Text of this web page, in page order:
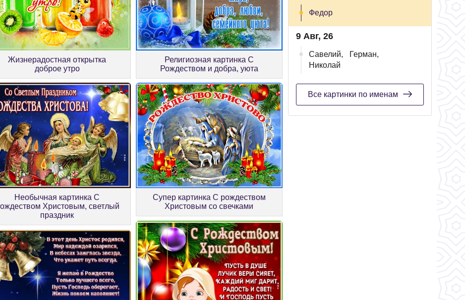
Жизнерадостная открытка
доброе утро
Религиозная картинка С
Рождеством и добра, уюта
Необычная картинка С
Христовым, светлый
праздник
Супер картинка С рождеством
Христовым со свечками
Федор
9 Авг, 26
Савелий,
Герман,
Николай
Все картинки по именам